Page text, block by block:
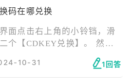
码在哪兑换
面点击右上角的小铃铛，滑
个【CDKEY兑换】。 然后
to enter】进入CDK兑换界
输入兑换码。
10-31 1回答